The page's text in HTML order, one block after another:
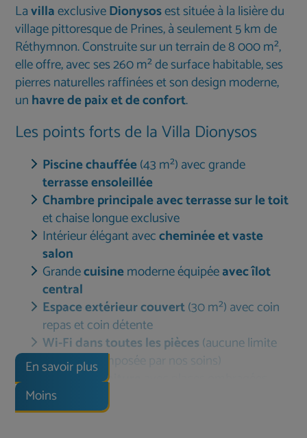
LavillaexclusiveDionysosest située à la lisière du
village pittoresque de Prines, à seulement 5 km de
Réthymnon. Construite sur un terrain de 8 000 m²,
elle offre, avec ses 260 m² de surface habitable, ses
pierres naturelles raffinées et son design moderne,
unhavre de paix et de confort.
Les points forts de la Villa Dionysos
Piscine chauffée(43 m²) avec grande
terrasse ensoleillée
Chambre principale avec terrasse sur le toit
et chaise longue exclusive
Intérieur élégant aveccheminée et vaste
salon
Grandecuisinemoderne équipéeavec îlot
central
Espace extérieur couvert(30 m²) avec coin
repas et coin détente
Wi-Fi dans toutes les pièces(aucune limite
de volume imposée par nos soins)
Abri pour voiture
Vivre et se détendre
En savoir plus
Moins